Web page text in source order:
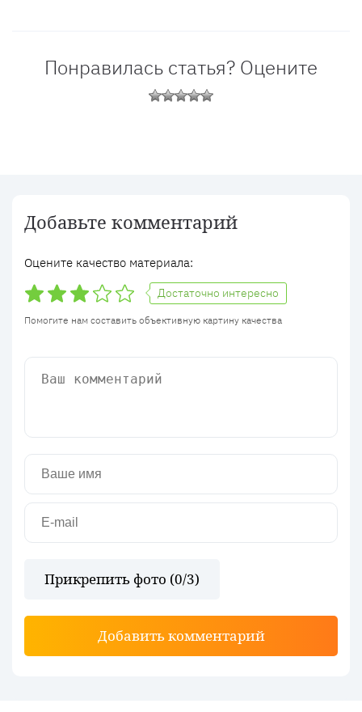
Понравилась статья? Оцените
Добавьте комментарий
Оцените качество материала:
Достаточно интересно
Помогите нам составить объективную картину качества
Прикрепить фото (0/3)
Добавить комментарий